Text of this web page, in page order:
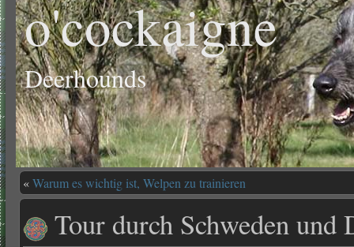
o'cockaigne
Deerhounds
«Warum es wichtig ist, Welpen zu trainieren
Tour durch Schweden und